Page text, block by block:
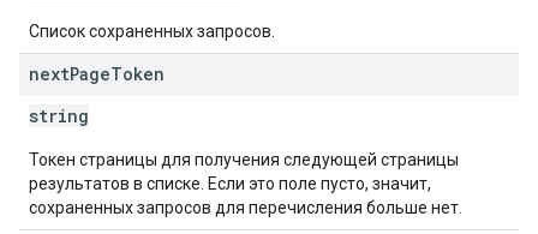
Список сохраненных запросов.
nextPageToken
string
Токен страницы для получения следующей страницы
результатов в списке. Если это поле пусто, значит,
сохраненных запросов для перечисления больше нет.